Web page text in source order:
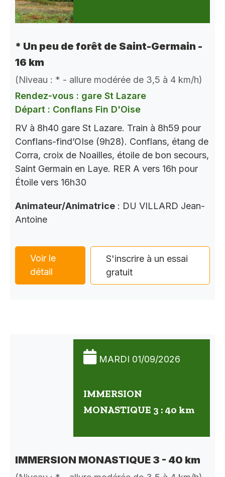
* Un peu de forêt de Saint-Germain -
16 km
(Niveau : * - allure modérée de 3,5 à 4 km/h)
Rendez-vous : gare St Lazare
Départ : Conflans Fin D'Oise
RV à 8h40 gare St Lazare. Train à 8h59 pour
Conflans-find’OIse (9h28). Conflans, étang de
Corra, croix de Noailles, étoile de bon secours,
Saint Germain en Laye. RER A vers 16h pour
Étoile vers 16h30
Animateur/Animatrice : DU VILLARD Jean-
Antoine
Voir le
détail
S'inscrire à un essai
gratuit
MARDI 01/09/2026
IMMERSION
MONASTIQUE 3 : 40 km
IMMERSION MONASTIQUE 3 - 40 km